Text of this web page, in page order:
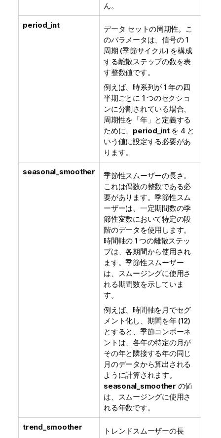
ん。
period_int
データ セットの周期性。こ
のパラメータは、信号の 1
周期 (季節サイクル) を構成
する離散ステップの数を表
す整数値です。
例えば、時系列が 1 年の四
半期ごとに 1 つのセクショ
ンに分割されている場合、
周期性を「年」と定義する
ために、 period_intを 4 と
いう値に設定する必要があ
ります。
seasonal_smoother
季節性スムーザーの長さ。
これは偶数の整数である必
要があります。季節性スム
ーザーは、一定期間数の季
節性変数において特定の段
階のデータを使用します。
時間軸の 1 つの離散ステッ
プは、各期間から使用され
ます。季節性スムーザー
は、スムージングに使用さ
れる期間数を示していま
す。
例えば、時間軸を月でセグ
メント化し、期間を年 (12)
とすると、季節コンポーネ
ントは、各年の特定の月が
その年と隣接する年の同じ
月のデータから算出される
ように計算されます。
seasonal_smoother の値
は、スムージングに使用さ
れる年数です。
trend_smoother
トレンドスムーザーの長